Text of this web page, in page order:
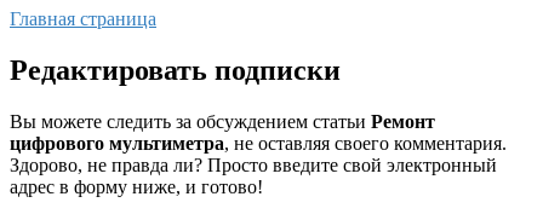
Главная страница
Редактировать подписки
Вы можете следить за обсуждением статьи Ремонт
цифрового мультиметра, не оставляя своего комментария.
Здорово, не правда ли? Просто введите свой электронный
адрес в форму ниже, и готово!